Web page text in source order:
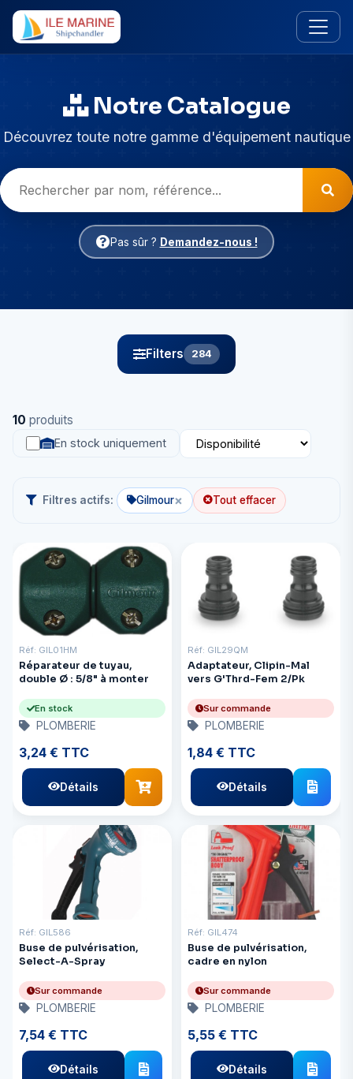
Notre Catalogue
Découvrez toute notre gamme d'équipement nautique
Pas sûr ? Demandez-nous !
Filters 284
10 produits
En stock uniquement
Filtres actifs: Gilmour× Tout effacer
Réf: GIL01HM
Réparateur de tuyau,
double Ø : 5/8" à monter
En stock
PLOMBERIE
3,24 € TTC
Détails
Réf: GIL29QM
Adaptateur, Clipin-Mal
vers G'Thrd-Fem 2/Pk
Sur commande
PLOMBERIE
1,84 € TTC
Détails
Réf: GIL586
Buse de pulvérisation,
Select-A-Spray
Sur commande
PLOMBERIE
7,54 € TTC
Détails
Réf: GIL474
Buse de pulvérisation,
cadre en nylon
Sur commande
PLOMBERIE
5,55 € TTC
Détails